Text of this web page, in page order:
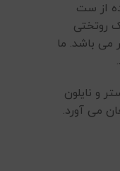
از ست
روتختی
می باشد. ما
و به هیچ عنوان پلی استر و نایلون
می آورد.